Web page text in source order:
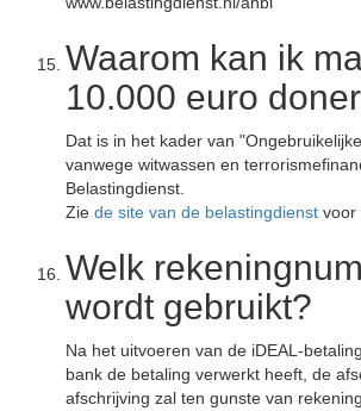
Waarom kan ik
10.000 euro
Dat is in het kader van
vanwege witwassen en
Belastingdienst.
Zie de site van de belastingdienst voor
Welk
wordt gebruikt?
Na het uitvoeren van de iDEAL-
bank de betaling verwerkt heeft, de
afschrijving zal ten gunste van